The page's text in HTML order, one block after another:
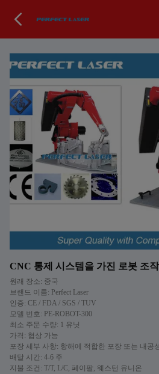
CNC 통제 시스템을 가진 로봇 조
원래 장소: 중국
브랜드 이름: Perfect Laser
인증: CE / FDA / SGS / TUV
모델 번호: PE-ROBOT-300
최소 주문 수량: 1 유닛
가격: 협상 가능
포장 세부 사항: 항해에 적합한 포장 또는 내공
배달 시간: 4-6 주
지불 조건: T/T, L/C, 페이팔, 웨스턴 유니온